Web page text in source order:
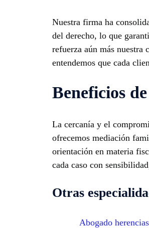
Nuestra firma ha
del derecho, lo que
refuerza aún más nuestra
entendemos que cada
Beneficios
La cercanía y el
ofrecemos mediación
orientación en materia
cada caso con
Otras
Abogado